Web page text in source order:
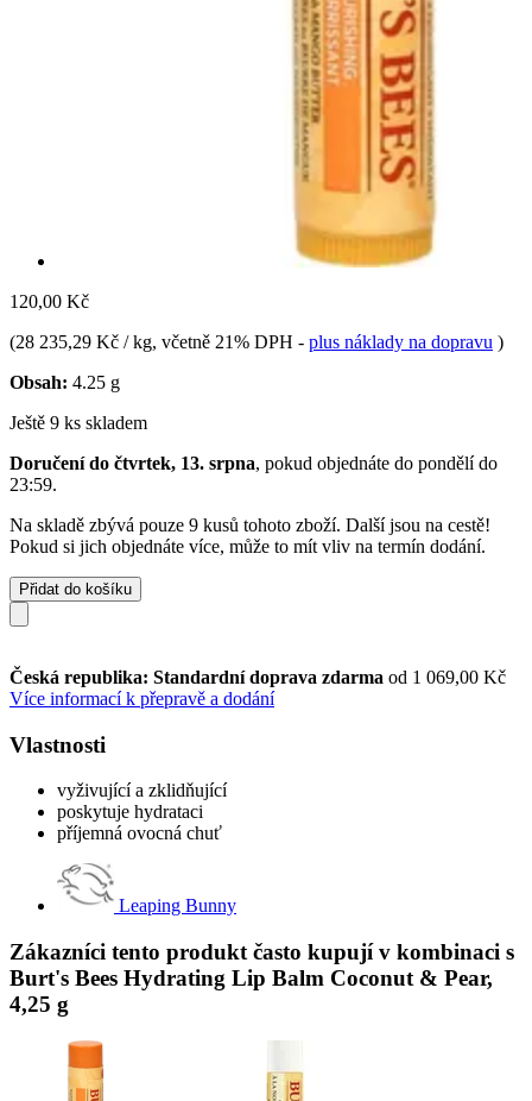
120,00 Kč
(28 235,29 Kč / kg, včetně 21% DPH - plus náklady na dopravu )
Obsah: 4.25 g
Ještě 9 ks skladem
Doručení do čtvrtek, 13. srpna, pokud objednáte do pondělí do
23:59.
Na skladě zbývá pouze 9 kusů tohoto zboží. Další jsou na cestě!
Pokud si jich objednáte více, může to mít vliv na termín dodání.
Přidat do košíku
Česká republika: Standardní doprava zdarma od 1 069,00 Kč
Více informací k přepravě a dodání
Vlastnosti
vyživující a zklidňující
poskytuje hydrataci
příjemná ovocná chuť
Leaping Bunny
Zákazníci tento produkt často kupují v kombinaci s
Burt's Bees Hydrating Lip Balm Coconut & Pear,
4,25 g